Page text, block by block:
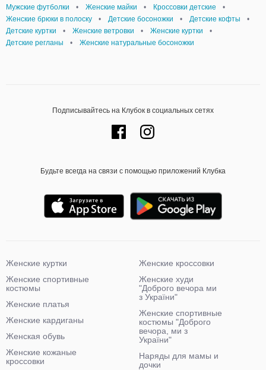
Мужские футболки
• Женские майки • Кроссовки детские
•
Женские брюки в полоску
• Детские босоножки • Детские кофты
•
Детские куртки
• Женские ветровки • Женские куртки
•
Детские регланы
• Женские натуральные босоножки
Подписывайтесь на Клубок в социальных сетях
Будьте всегда на связи с помощью приложений Клубка
Женские куртки
Женские спортивные
костюмы
Женские платья
Женские кардиганы
Женская обувь
Женские кожаные
кроссовки
Женские кроссовки
Женские худи
"Доброго вечора ми
з України"
Женские спортивные
костюмы "Доброго
вечора, ми з
України"
Наряды для мамы и
дочки